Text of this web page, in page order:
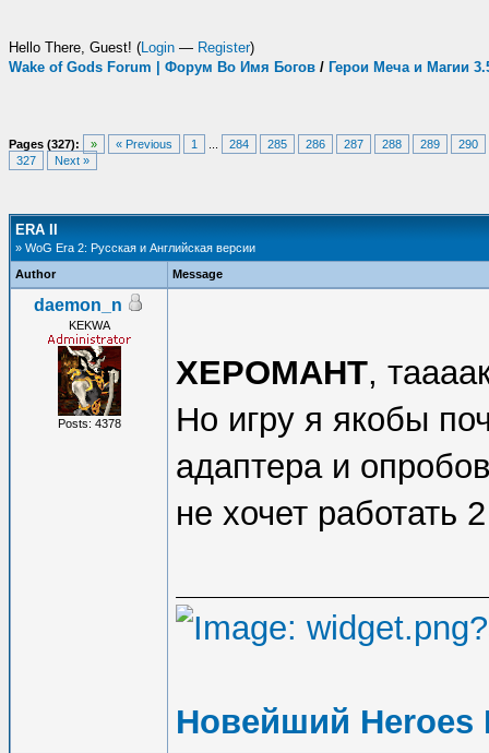
Hello There, Guest! (Login — Register)
Wake of Gods Forum | Форум Во Имя Богов / Герои Меча и Магии
Pages (327): » « Previous 1 284 285 286 287 288 289
290
327
Next »
ERA II
» WoG Era 2: Русская и Английская версии
Author
Message
daemon_n
KEKWA
Posts: 4378
XEPOMAHT,
Но игру я якобы
адаптера и
не хочет работать
Новейший Heroes